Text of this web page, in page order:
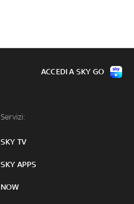
Servizi:
SKY TV
SKY APPS
NOW
ACCEDI A SKY GO